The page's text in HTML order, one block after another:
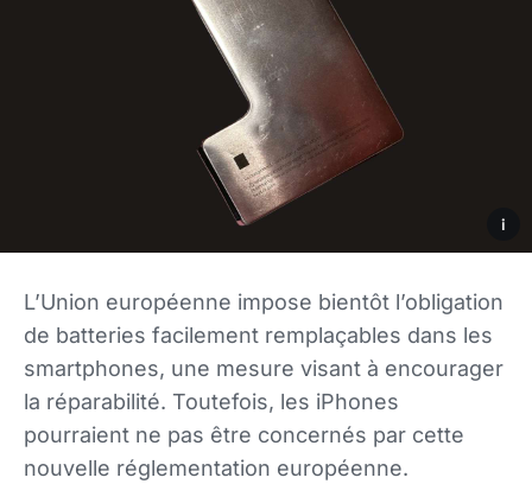
i
L’Union européenne impose bientôt l’obligation
de batteries facilement remplaçables dans les
smartphones, une mesure visant à encourager
la réparabilité. Toutefois, les iPhones
pourraient ne pas être concernés par cette
nouvelle réglementation européenne.